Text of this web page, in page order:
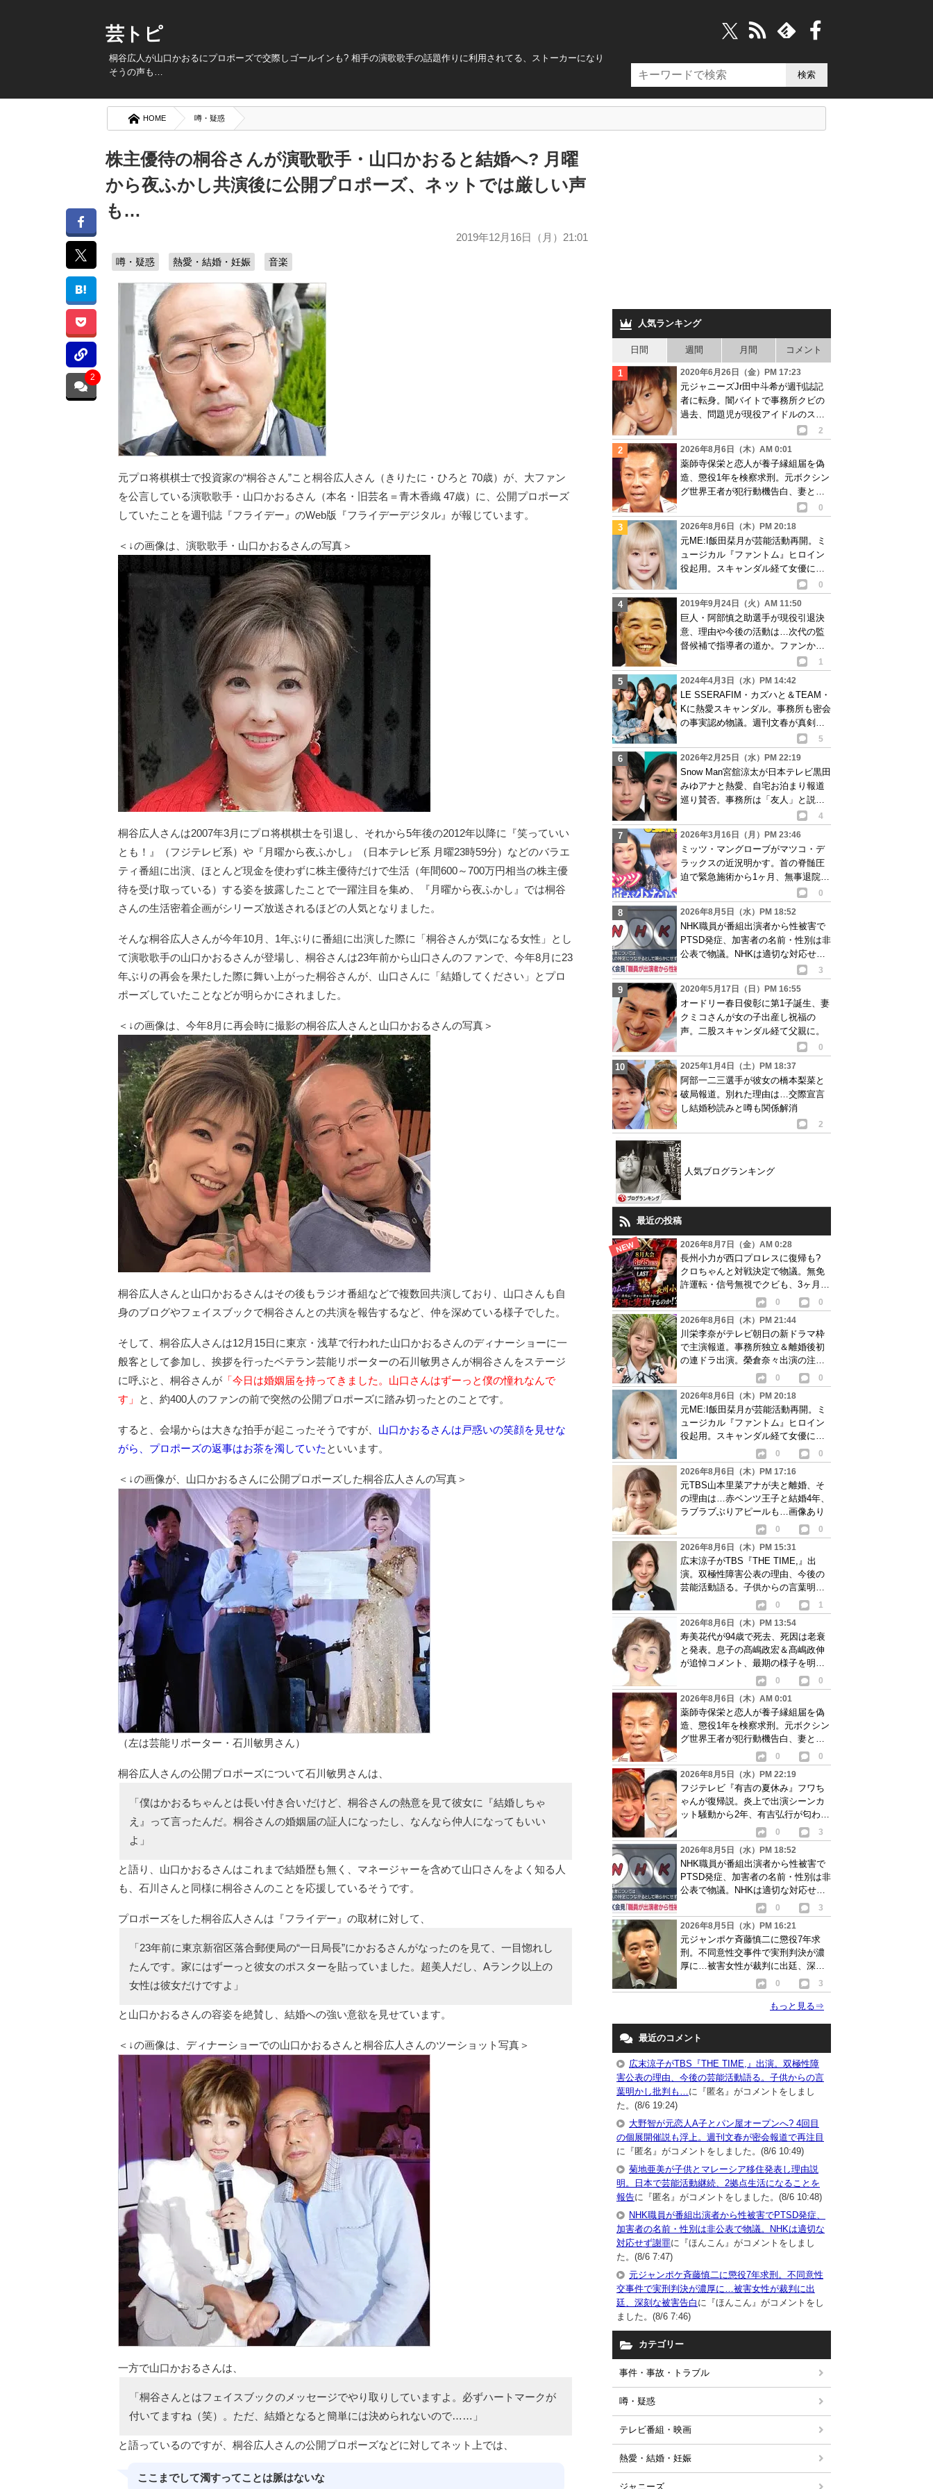
芸トピ
桐谷広人が山口かおるにプロポーズで交際しゴールインも? 相手の演歌歌手の話題作りに利用されてる、ストーカーになり
そうの声も…
HOME 噂・疑惑
株主優待の桐谷さんが演歌歌手・山口かおると結婚へ? 月曜
から夜ふかし共演後に公開プロポーズ、ネットでは厳しい声
も…
2019年12月16日（月）21:01
噂・疑惑 熱愛・結婚・妊娠 音楽
2
元プロ将棋棋士で投資家の“桐谷さん”こと桐谷広人さん（きりたに・ひろと 70歳）が、大ファン
を公言している演歌歌手・山口かおるさん（本名・旧芸名＝青木香織 47歳）に、公開プロポーズ
していたことを週刊誌『フライデー』のWeb版『フライデーデジタル』が報じています。
＜↓の画像は、演歌歌手・山口かおるさんの写真＞
桐谷広人さんは2007年3月にプロ将棋棋士を引退し、それから5年後の2012年以降に『笑っていい
とも！』（フジテレビ系）や『月曜から夜ふかし』（日本テレビ系 月曜23時59分）などのバラエ
ティ番組に出演、ほとんど現金を使わずに株主優待だけで生活（年間600～700万円相当の株主優
待を受け取っている）する姿を披露したことで一躍注目を集め、『月曜から夜ふかし』では桐谷
さんの生活密着企画がシリーズ放送されるほどの人気となりました。
そんな桐谷広人さんが今年10月、1年ぶりに番組に出演した際に「桐谷さんが気になる女性」とし
て演歌歌手の山口かおるさんが登場し、桐谷さんは23年前から山口さんのファンで、今年8月に23
年ぶりの再会を果たした際に舞い上がった桐谷さんが、山口さんに「結婚してください」とプロ
ポーズしていたことなどが明らかにされました。
＜↓の画像は、今年8月に再会時に撮影の桐谷広人さんと山口かおるさんの写真＞
桐谷広人さんと山口かおるさんはその後もラジオ番組などで複数回共演しており、山口さんも自
身のブログやフェイスブックで桐谷さんとの共演を報告するなど、仲を深めている様子でした。
そして、桐谷広人さんは12月15日に東京・浅草で行われた山口かおるさんのディナーショーに一
般客として参加し、挨拶を行ったベテラン芸能リポーターの石川敏男さんが桐谷さんをステージ
に呼ぶと、桐谷さんが 「今日は婚姻届を持ってきました。山口さんはずーっと僕の憧れなんで
す」
と、約400人のファンの前で突然の公開プロポーズに踏み切ったとのことです。
すると、会場からは大きな拍手が起こったそうですが、 山口かおるさんは戸惑いの笑顔を見せな
がら、プロポーズの返事はお茶を濁していた といいます。
＜↓の画像が、山口かおるさんに公開プロポーズした桐谷広人さんの写真＞
（左は芸能リポーター・石川敏男さん）
桐谷広人さんの公開プロポーズについて石川敏男さんは、
「僕はかおるちゃんとは長い付き合いだけど、桐谷さんの熱意を見て彼女に『結婚しちゃ
え』って言ったんだ。桐谷さんの婚姻届の証人になったし、なんなら仲人になってもいい
よ」
と語り、山口かおるさんはこれまで結婚歴も無く、マネージャーを含めて山口さんをよく知る人
も、石川さんと同様に桐谷さんのことを応援しているそうです。
プロポーズをした桐谷広人さんは『フライデー』の取材に対して、
「23年前に東京新宿区落合郵便局の“一日局長”にかおるさんがなったのを見て、一目惚れし
たんです。家にはずーっと彼女のポスターを貼っていました。超美人だし、Aランク以上の
女性は彼女だけですよ」
と山口かおるさんの容姿を絶賛し、結婚への強い意欲を見せています。
＜↓の画像は、ディナーショーでの山口かおるさんと桐谷広人さんのツーショット写真＞
一方で山口かおるさんは、
「桐谷さんとはフェイスブックのメッセージでやり取りしていますよ。必ずハートマークが
付いてますね（笑）。ただ、結婚となると簡単には決められないので……」
と語っているのですが、桐谷広人さんの公開プロポーズなどに対してネット上では、
ここまでして濁すってことは脈はないな
人気ランキング
日間 週間 月間 コメント
2020年6月26日（金）PM 17:23
元ジャニーズJr田中斗希が週刊誌記
者に転身。闇バイトで事務所クビの
過去、問題児が現役アイドルのスキ
2
2026年8月6日（木）AM 0:01
薬師寺保栄と恋人が養子縁組届を偽
造、懲役1年を検察求刑。元ボクシン
グ世界王者が犯行動機告白、妻と離
0
2026年8月6日（木）PM 20:18
元ME:I飯田栞月が芸能活動再開。ミ
ュージカル『ファントム』ヒロイン
役起用。スキャンダル経て女優に転
0
2019年9月24日（火）AM 11:50
巨人・阿部慎之助選手が現役引退決
意、理由や今後の活動は…次代の監
督候補で指導者の道か。ファンから
1
2024年4月3日（水）PM 14:42
LE SSERAFIM・カズハと＆TEAM・
Kに熱愛スキャンダル。事務所も密会
の事実認め物議。週刊文春が真剣交
5
2026年2月25日（水）PM 22:19
Snow Man宮舘涼太が日本テレビ黒田
みゆアナと熱愛、自宅お泊まり報道
巡り賛否。事務所は「友人」と説明
4
2026年3月16日（月）PM 23:46
ミッツ・マングローブがマツコ・デ
ラックスの近況明かす。首の脊髄圧
迫で緊急施術から1ヶ月、無事退院し
0
2026年8月5日（水）PM 18:52
NHK職員が番組出演者から性被害で
PTSD発症、加害者の名前・性別は非
公表で物議。NHKは適切な対応せず
3
2020年5月17日（日）PM 16:55
オードリー春日俊彰に第1子誕生、妻
クミコさんが女の子出産し祝福の
声。二股スキャンダル経て父親に。
0
2025年1月4日（土）PM 18:37
阿部一二三選手が彼女の橋本梨菜と
破局報道。別れた理由は…交際宣言
し結婚秒読みと噂も関係解消
2
人気ブログランキング
最近の投稿
2026年8月7日（金）AM 0:28
長州小力が西口プロレスに復帰も?
クロちゃんと対戦決定で物議。無免
許運転・信号無視でクビも、3ヶ月で
0
0
2026年8月6日（木）PM 21:44
川栄李奈がテレビ朝日の新ドラマ枠
で主演報道。事務所独立＆離婚後初
の連ドラ出演。榮倉奈々出演の注目
0
0
2026年8月6日（木）PM 20:18
元ME:I飯田栞月が芸能活動再開。ミ
ュージカル『ファントム』ヒロイン
役起用。スキャンダル経て女優に転
0
0
2026年8月6日（木）PM 17:16
元TBS山本里菜アナが夫と離婚、そ
の理由は…赤ベンツ王子と結婚4年、
ラブラブぶりアピールも…画像あり
0
0
2026年8月6日（木）PM 15:31
広末涼子がTBS『THE TIME,』出
演。双極性障害公表の理由、今後の
芸能活動語る。子供からの言葉明か
0
1
2026年8月6日（木）PM 13:54
寿美花代が94歳で死去、死因は老衰
と発表。息子の髙嶋政宏＆髙嶋政伸
が追悼コメント、最期の様子を明か
0
0
2026年8月6日（木）AM 0:01
薬師寺保栄と恋人が養子縁組届を偽
造、懲役1年を検察求刑。元ボクシン
グ世界王者が犯行動機告白、妻と離
0
0
2026年8月5日（水）PM 22:19
フジテレビ『有吉の夏休み』フワち
ゃんが復帰説。炎上で出演シーンカ
ット騒動から2年、有吉弘行が匂わせ
0
3
2026年8月5日（水）PM 18:52
NHK職員が番組出演者から性被害で
PTSD発症、加害者の名前・性別は非
公表で物議。NHKは適切な対応せず
0
3
2026年8月5日（水）PM 16:21
元ジャンポケ斉藤慎二に懲役7年求
刑。不同意性交事件で実刑判決が濃
厚に…被害女性が裁判に出廷、深刻
0 3
もっと見る⇒
最近のコメント
広末涼子がTBS『THE TIME,』出演。双極性障
害公表の理由、今後の芸能活動語る。子供からの言
葉明かし批判も… に『匿名』がコメントをしまし
た。(8/6 19:24)
大野智が元恋人A子とパン屋オープンへ? 4回目
の個展開催説も浮上。週刊文春が密会報道で再注目
に『匿名』がコメントをしました。(8/6 10:49)
菊地亜美が子供とマレーシア移住発表し理由説
明。日本で芸能活動継続、2拠点生活になることを
報告に『匿名』がコメントをしました。(8/6 10:48)
NHK職員が番組出演者から性被害でPTSD発症、
加害者の名前・性別は非公表で物議。NHKは適切な
対応せず謝罪に『ほんこん』がコメントをしまし
た。(8/6 7:47)
元ジャンポケ斉藤慎二に懲役7年求刑。不同意性
交事件で実刑判決が濃厚に…被害女性が裁判に出
廷、深刻な被害告白 に『ほんこん』がコメントをし
ました。(8/6 7:46)
カテゴリー
事件・事故・トラブル
噂・疑惑
テレビ番組・映画
熱愛・結婚・妊娠
ジャニーズ